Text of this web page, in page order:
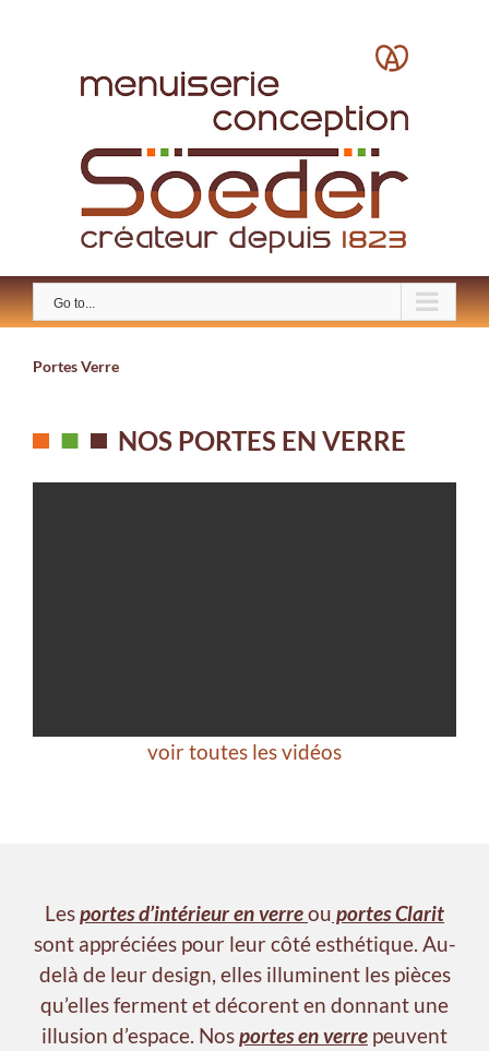
Go to...
Portes Verre
NOS PORTES EN VERRE
voir toutes les vidéos
Lesportes d’intérieur en verreou portes Clarit
sont appréciées pour leur côté esthétique. Au-
delà de leur design, elles illuminent les pièces
qu’elles ferment et décorent en donnant une
illusion d’espace. Nosportes en verre peuvent